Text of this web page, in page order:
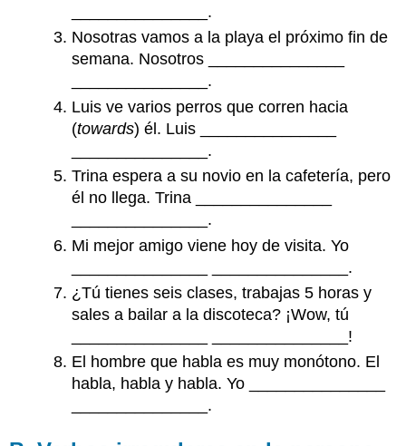
preguntas
Verbos
con
cambio
(e>i)
¿Qué
haciendo?
‘conocer’?
o
_______________.
Nosotras vamos a la playa el próximo fin de
semana. Nosotros _______________
_______________.
Luis ve varios perros que corren hacia
(towards) él. Luis _______________
_______________.
Trina espera a su novio en la cafetería, pero
él no llega. Trina _______________
_______________.
Mi mejor amigo viene hoy de visita. Yo
_______________ _______________.
¿Tú tienes seis clases, trabajas 5 horas y
sales a bailar a la discoteca? ¡Wow, tú
_______________ _______________!
El hombre que habla es muy monótono. El
habla, habla y habla. Yo _______________
_______________.